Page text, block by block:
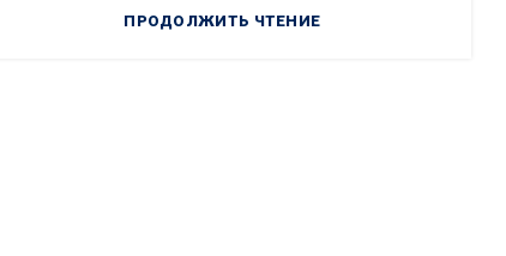
ПРОДОЛЖИТЬ ЧТЕНИЕ